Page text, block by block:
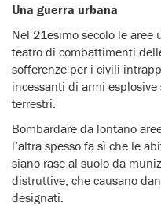
Una guerra urbana
Nel 21esimo secolo le aree
teatro di combattimenti
sofferenze per i civili
incessanti di armi
terrestri.
Bombardare da lontano
l’altra spesso fa sì che le
siano rase al suolo da
distruttive, che causano
designati.